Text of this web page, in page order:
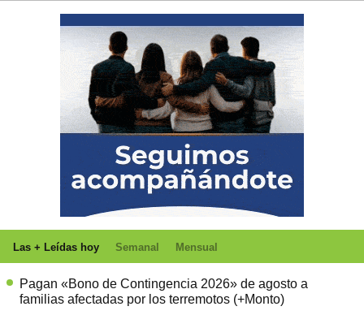
Las + Leídas hoy Semanal Mensual
Pagan «Bono de Contingencia 2026» de agosto a
familias afectadas por los terremotos (+Monto)